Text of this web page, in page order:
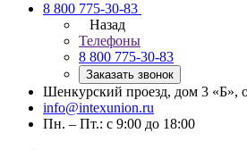
8 800 775-30-83
Назад
Телефоны
8 800 775-30-83
Заказать звонок
Шенкурский проезд, дом 3 «Б»,
info@intexunion.ru
Пн. – Пт.: с 9:00 до 18:00